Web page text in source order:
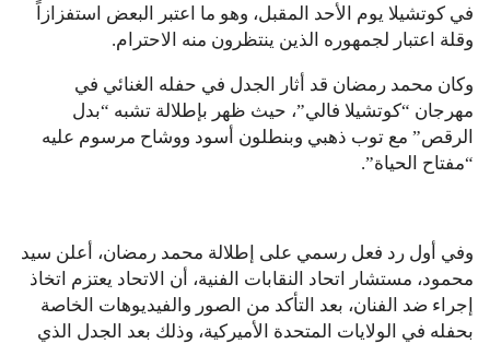
في كوتشيلا يوم الأحد المقبل، وهو ما اعتبر البعض استفزازاً
وقلة اعتبار لجمهوره الذين ينتظرون منه الاحترام.
وكان محمد رمضان قد أثار الجدل في حفله الغنائي في
مهرجان “كوتشيلا فالي”، حيث ظهر بإطلالة تشبه “بدل
الرقص” مع توب ذهبي وبنطلون أسود ووشاح مرسوم عليه
“مفتاح الحياة”.
وفي أول رد فعل رسمي على إطلالة محمد رمضان، أعلن سيد
محمود، مستشار اتحاد النقابات الفنية، أن الاتحاد يعتزم اتخاذ
إجراء ضد الفنان، بعد التأكد من الصور والفيديوهات الخاصة
بحفله في الولايات المتحدة الأميركية، وذلك بعد الجدل الذي